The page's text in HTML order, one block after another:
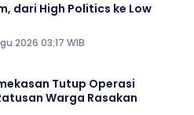
dari High Politics ke Low
2026 03:17 WIB
Tutup Operasi
Warga Rasakan